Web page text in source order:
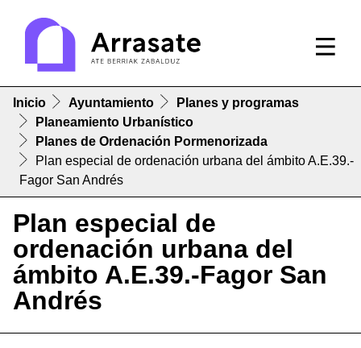
Inicio Ayuntamiento
Planes y programas
Planeamiento Urbanístico
Planes de Ordenación Pormenorizada
Plan especial de ordenación urbana del ámbito A.E.39.-
Fagor San Andrés
Plan especial de
ordenación urbana del
ámbito A.E.39.-Fagor San
Andrés